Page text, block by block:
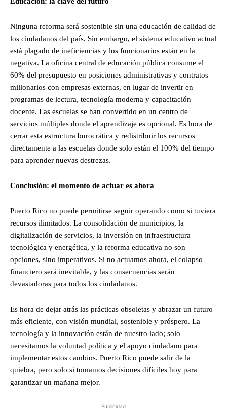
Ninguna reforma será sostenible sin una educación de calidad de
los ciudadanos del país. Sin embargo, el sistema educativo actual
está plagado de ineficiencias y los funcionarios están en la
negativa. La oficina central de educación pública consume el
60% del presupuesto en posiciones administrativas y contratos
millonarios con empresas externas, en lugar de invertir en
programas de lectura, tecnología moderna y capacitación
docente. Las escuelas se han convertido en un centro de
servicios múltiples donde el aprendizaje es opcional. Es hora de
cerrar esta estructura burocrática y redistribuir los recursos
directamente a las escuelas donde solo están el 100% del tiempo
para aprender nuevas destrezas.
Conclusión: el momento de actuar es ahora
Puerto Rico no puede permitirse seguir operando como si tuviera
recursos ilimitados. La consolidación de municipios, la
digitalización de servicios, la inversión en infraestructura
tecnológica y energética, y la reforma educativa no son
opciones, sino imperativos. Si no actuamos ahora, el colapso
financiero será inevitable, y las consecuencias serán
devastadoras para todos los ciudadanos.
Es hora de dejar atrás las prácticas obsoletas y abrazar un futuro
más eficiente, con visión mundial, sostenible y próspero. La
tecnología y la innovación están de nuestro lado; solo
necesitamos la voluntad política y el apoyo ciudadano para
implementar estos cambios. Puerto Rico puede salir de la
quiebra, pero solo si tomamos decisiones difíciles hoy para
garantizar un mañana mejor.
Publicidad